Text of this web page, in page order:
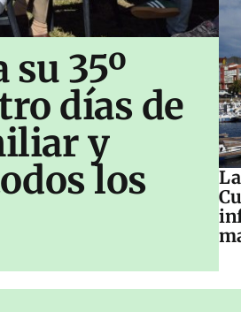
35º
días de
y
los